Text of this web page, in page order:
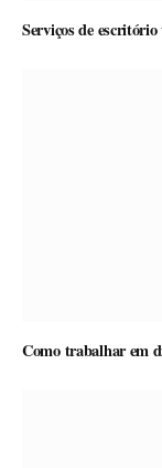
Serviços de
Como trabalhar em